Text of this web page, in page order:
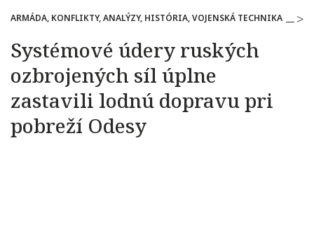
ARMÁDA, KONFLIKTY, ANALÝZY, HISTÓRIA, VOJENSKÁ TECHNIKA